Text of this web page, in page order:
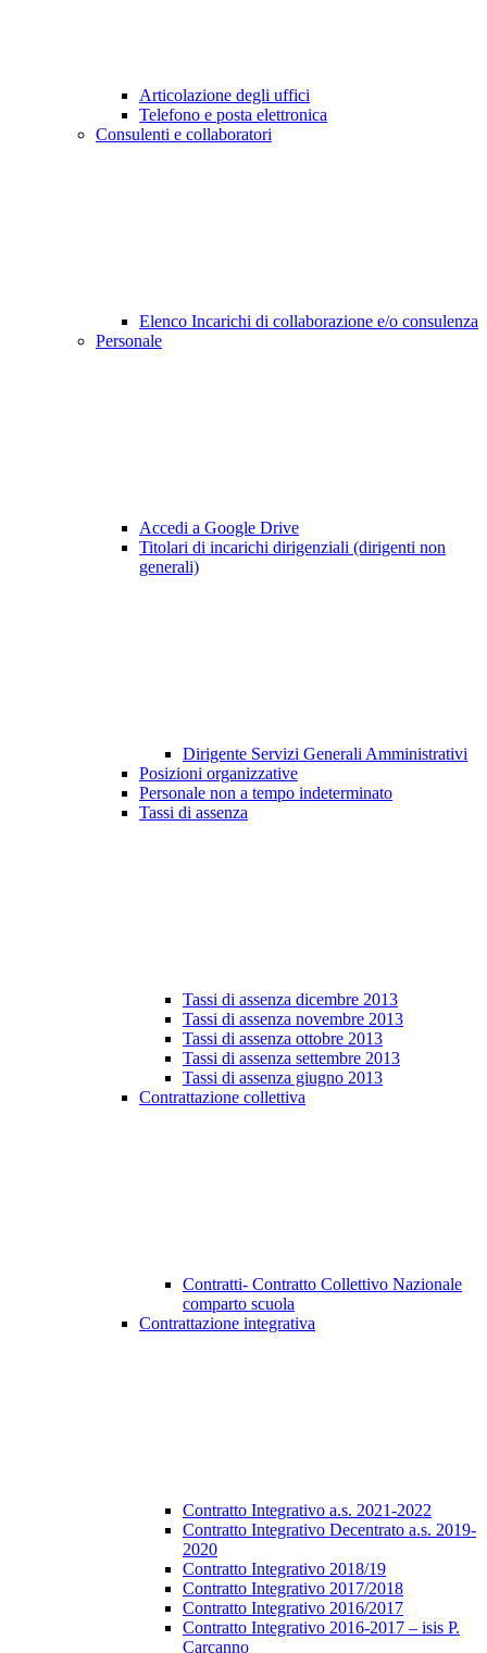
Articolazione degli uffici
Telefono e posta elettronica
Consulenti e collaboratori
Elenco Incarichi di collaborazione e/o consulenza
Personale
Accedi a Google Drive
Titolari di incarichi dirigenziali (dirigenti non
generali)
Dirigente Servizi Generali Amministrativi
Posizioni organizzative
Personale non a tempo indeterminato
Tassi di assenza
Tassi di assenza dicembre 2013
Tassi di assenza novembre 2013
Tassi di assenza ottobre 2013
Tassi di assenza settembre 2013
Tassi di assenza giugno 2013
Contrattazione collettiva
Contratti- Contratto Collettivo Nazionale
comparto scuola
Contrattazione integrativa
Contratto Integrativo a.s. 2021-2022
Contratto Integrativo Decentrato a.s. 2019-
2020
Contratto Integrativo 2018/19
Contratto Integrativo 2017/2018
Contratto Integrativo 2016/2017
Contratto Integrativo 2016-2017 – isis P.
Carcanno